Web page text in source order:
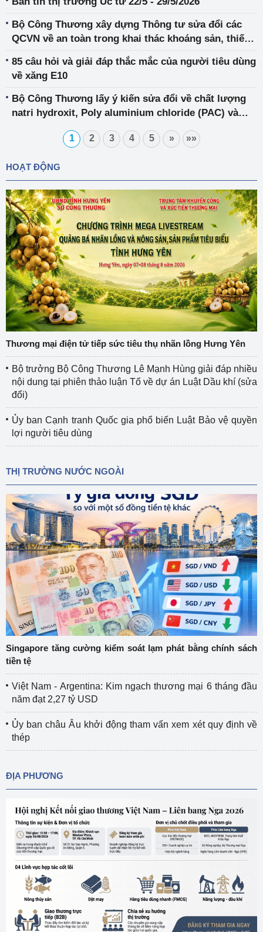
Bộ Công Thương xây dựng Thông tư sửa đổi các
QCVN về an toàn trong khai thác khoáng sản, thiết
85 câu hỏi và giải đáp thắc mắc của người tiêu dùng
về xăng E10
Bộ Công Thương lấy ý kiến sửa đổi về chất lượng
natri hydroxit, Poly aluminium chloride (PAC) và
1 2 3 4 5 » »»
HOẠT ĐỘNG
Thương mại điện tử tiếp sức tiêu thụ nhãn lồng Hưng Yên
Bộ trưởng Bộ Công Thương Lê Mạnh Hùng giải đáp nhiều
nội dung tại phiên thảo luận Tổ về dự án Luật Dầu khí (sửa
đổi)
Ủy ban Cạnh tranh Quốc gia phổ biến Luật Bảo vệ quyền
lợi người tiêu dùng
THỊ TRƯỜNG NƯỚC NGOÀI
Singapore tăng cường kiểm soát lạm phát bằng chính sách
tiền tệ
Việt Nam - Argentina: Kim ngạch thương mại 6 tháng đầu
năm đạt 2,27 tỷ USD
Ủy ban châu Âu khởi động tham vấn xem xét quy định về
thép
ĐỊA PHƯƠNG